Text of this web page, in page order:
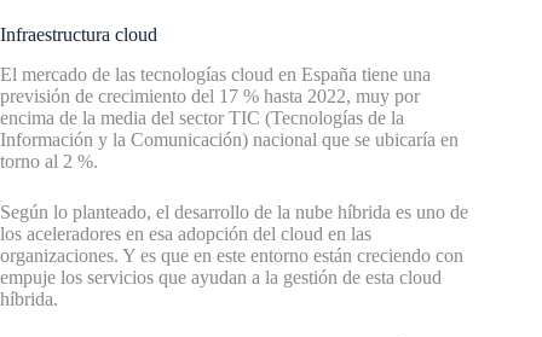
Infraestructura cloud
El mercado de las tecnologías cloud en España tiene una
previsión de crecimiento del 17 % hasta 2022, muy por
encima de la media del sector TIC (Tecnologías de la
Información y la Comunicación) nacional que se ubicaría en
torno al 2 %.
Según lo planteado, el desarrollo de la nube híbrida es uno de
los aceleradores en esa adopción del cloud en las
organizaciones. Y es que en este entorno están creciendo con
empuje los servicios que ayudan a la gestión de esta cloud
híbrida.